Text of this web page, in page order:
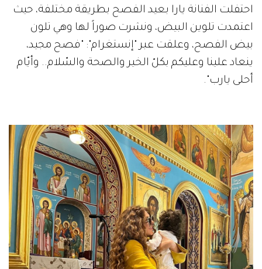
احتفلت الفنانة يارا بعيد الفصح بطريقة مختلفة، حيث
اعتمدت تلوين البيض، ونشرت صوراً لها وهي تلون
بيض الفصح، وعلقت عبر "إنستغرام": "فصح مجيد،
ينعاد علينا وعليكم بكلّ الخير والصحة والسّلام.. وأيّام
أحلى يارب".